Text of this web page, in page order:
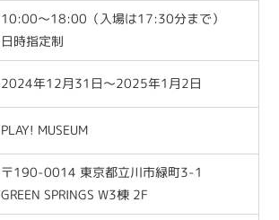
10:00〜18:00（入場は17:30分まで）
日時指定制
2024年12月31日〜2025年1月2日
PLAY! MUSEUM
〒190-0014 東京都立川市緑町3-1
GREEN SPRINGS W3棟 2F